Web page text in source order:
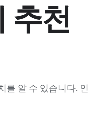
추천
를 알 수 있습니다.